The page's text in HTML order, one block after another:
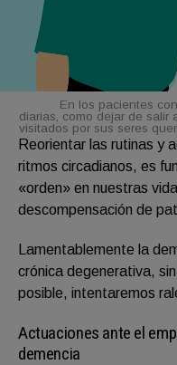
En los pacientes
diarias, como dejar de salir
visitados por sus seres
Reorientar las rutinas y
ritmos circadianos, es
«orden» en nuestras
descompensación de
Lamentablemente la
crónica degenerativa,
posible, intentaremos
Actuaciones ante el
demencia